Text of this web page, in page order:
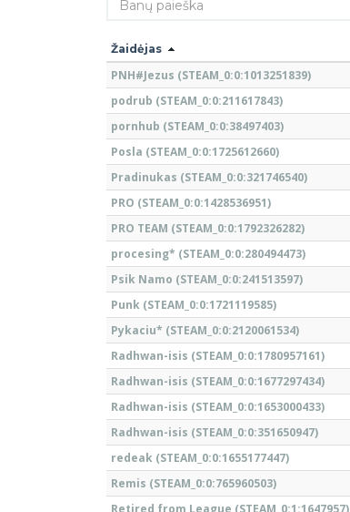
Žaidėjas
PNH#Jezus (STEAM_0:0:1013251839)
podrub (STEAM_0:0:211617843)
pornhub (STEAM_0:0:38497403)
Posla (STEAM_0:0:1725612660)
Pradinukas (STEAM_0:0:321746540)
PRO (STEAM_0:0:1428536951)
PRO TEAM (STEAM_0:0:1792326282)
procesing* (STEAM_0:0:280494473)
Psik Namo (STEAM_0:0:241513597)
Punk (STEAM_0:0:1721119585)
Pykaciu* (STEAM_0:0:2120061534)
Radhwan-isis (STEAM_0:0:1780957161)
Radhwan-isis (STEAM_0:0:1677297434)
Radhwan-isis (STEAM_0:0:1653000433)
Radhwan-isis (STEAM_0:0:351650947)
redeak (STEAM_0:0:1655177447)
Remis (STEAM_0:0:765960503)
Retired from League (STEAM_0:1:1647957)